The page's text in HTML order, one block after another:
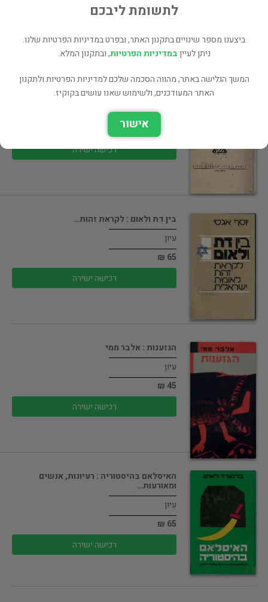
תחומים : מאמרים / יעקב קלצקין
רכישה ישירה
בין דת ולאום : לקראת זהות…
עיון
65 ₪
רכישה ישירה
הגזענות : אלבר ממי
עיון
45 ₪
רכישה ישירה
האיסלאם בהיסטוריה : רעיונות, אנשים
ומאורעות…
עיון
65 ₪
רכישה ישירה
לתשומת ליבכם
ביצענו מספר שינויים בתקנון האתר, ובפרט במדיניות הפרטיות שלנו.
ניתן לעייןבמדיניות הפרטיות, ובתקנון המלא.
המשך הגלישה באתר, מהווה הסכמה שלכם למדיניות הפרטיות ולתקנון
האתר המעודכנים, ולשימוש שאנו עושים בקוקיז.
אישור